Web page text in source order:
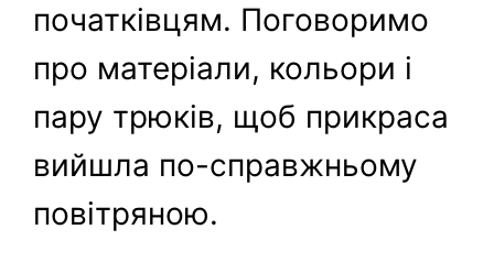
початківцям. Поговоримо
про матеріали, кольори і
пару трюків, щоб прикраса
вийшла по-справжньому
повітряною.